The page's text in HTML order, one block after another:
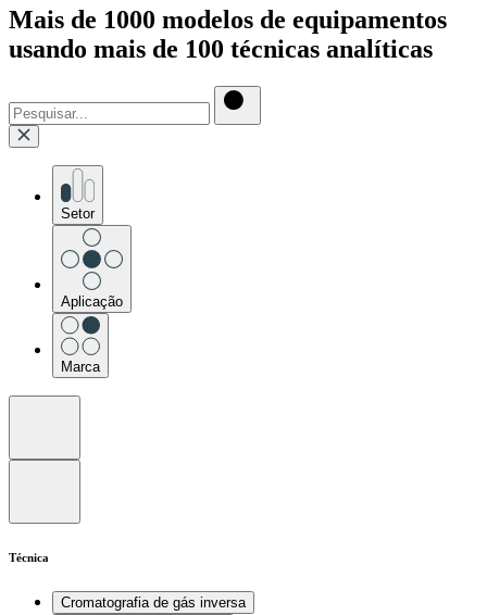
Mais de 1000 modelos de equipamentos
usando mais de 100 técnicas analíticas
Setor
Aplicação
Marca
Técnica
Cromatografia de gás inversa